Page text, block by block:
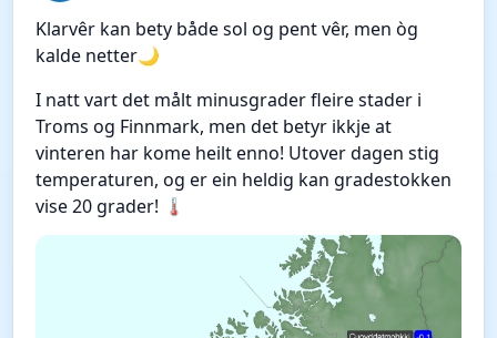
Klarvêr kan bety både sol og pent vêr, men òg
kalde netter🌙
I natt vart det målt minusgrader fleire stader i
Troms og Finnmark, men det betyr ikkje at
vinteren har kome heilt enno! Utover dagen stig
temperaturen, og er ein heldig kan gradestokken
vise 20 grader! 🌡️